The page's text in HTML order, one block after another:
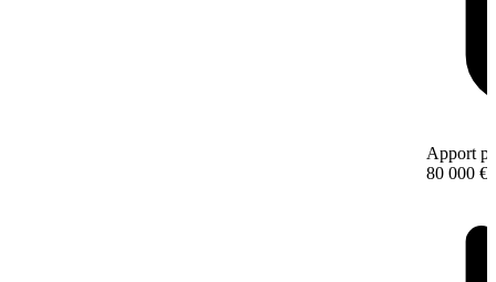
Apport
80 000 €